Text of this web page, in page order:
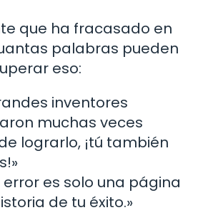
que ha fracasado en
palabras pueden
eso:
inventores
muchas veces
lograrlo, ¡tú también
error es solo una página
de tu éxito.»